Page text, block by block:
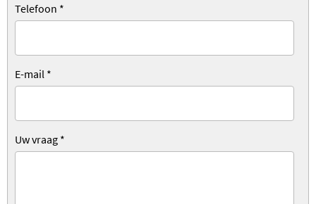
Telefoon *
E-mail *
Uw vraag *